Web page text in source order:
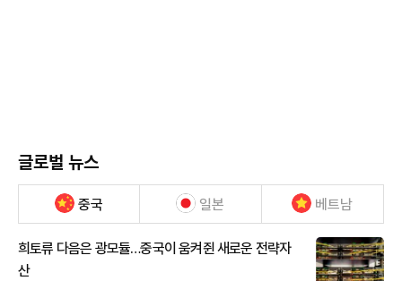
글로벌 뉴스
중국 일본 베트남
희토류 다음은 광모듈…중국이 움켜쥔 새로운 전략자
산